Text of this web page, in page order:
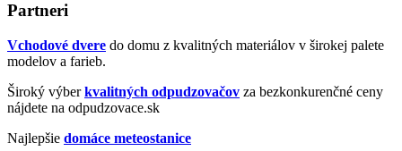
Partneri
Vchodové dvere do domu z kvalitných materiálov v širokej palete
modelov a farieb.
Široký výberkvalitných odpudzovačov za bezkonkurenčné ceny
nájdete na odpudzovace.sk
Najlepšie domáce meteostanice